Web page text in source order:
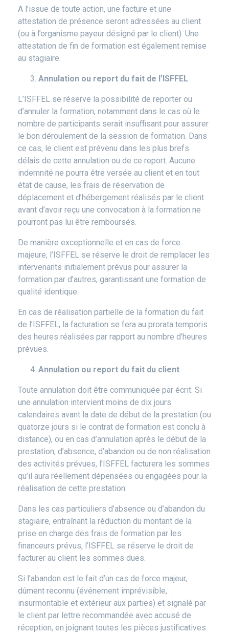
A l’issue de toute action, une facture et une
attestation de présence seront adressées au client
(ou à l’organisme payeur désigné par le client). Une
attestation de fin de formation est également remise
au stagiaire.
Annulation ou report du fait de l’ISFFEL
L’ISFFEL se réserve la possibilité de reporter ou
d’annuler la formation, notamment dans le cas où le
nombre de participants serait insuffisant pour assurer
le bon déroulement de la session de formation. Dans
ce cas, le client est prévenu dans les plus brefs
délais de cette annulation ou de ce report. Aucune
indemnité ne pourra être versée au client et en tout
état de cause, les frais de réservation de
déplacement et d’hébergement réalisés par le client
avant d’avoir reçu une convocation à la formation ne
pourront pas lui être remboursés.
De manière exceptionnelle et en cas de force
majeure, l’ISFFEL se réserve le droit de remplacer les
intervenants initialement prévus pour assurer la
formation par d’autres, garantissant une formation de
qualité identique.
En cas de réalisation partielle de la formation du fait
de l’ISFFEL, la facturation se fera au prorata temporis
des heures réalisées par rapport au nombre d’heures
prévues.
Annulation ou report du fait du client
Toute annulation doit être communiquée par écrit. Si
une annulation intervient moins de dix jours
calendaires avant la date de début de la prestation (ou
quatorze jours si le contrat de formation est conclu à
distance), ou en cas d’annulation après le début de la
prestation, d’absence, d’abandon ou de non réalisation
des activités prévues, l’ISFFEL facturera les sommes
qu’il aura réellement dépensées ou engagées pour la
réalisation de cette prestation.
Dans les cas particuliers d’absence ou d’abandon du
stagiaire, entraînant la réduction du montant de la
prise en charge des frais de formation par les
financeurs prévus, l’ISFFEL se réserve le droit de
facturer au client les sommes dues.
Si l’abandon est le fait d’un cas de force majeur,
dûment reconnu (événement imprévisible,
insurmontable et extérieur aux parties) et signalé par
le client par lettre recommandée avec accusé de
réception, en joignant toutes les pièces justificatives